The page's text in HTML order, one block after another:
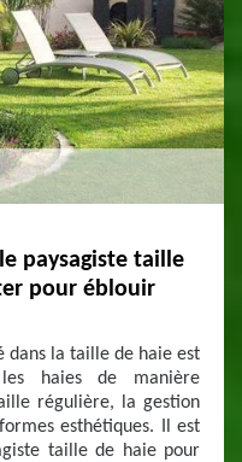
paysagiste taille
pour éblouir
dans la taille de haie est
haies de manière
régulière, la gestion
esthétiques. Il est
taille de haie pour